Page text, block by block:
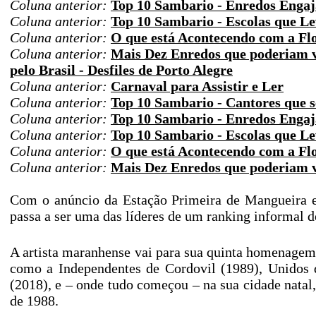
Coluna anterior: Top 10 Sambario - Enredos
Coluna anterior: Top 10 Sambario - Escolas que
Coluna anterior: O que está Acontecendo com a
Coluna anterior: Mais Dez Enredos que
pelo Brasil - Desfiles de Porto Alegre
Coluna anterior: Carnaval para Assistir e Ler
Coluna anterior: Top 10 Sambario - Cantores que
Coluna anterior: Top 10 Sambario - Enredos
Coluna anterior: Top 10 Sambario - Escolas que
Coluna anterior: O que está Acontecendo com a
Coluna anterior: Mais Dez Enredos que
Com o anúncio da Estação Primeira de
passa a ser uma das líderes de um ranking informal
A artista maranhense vai para sua quinta
como a Independentes de Cordovil (1989),
(2018), e – onde tudo começou – na sua cidade
de 1988.